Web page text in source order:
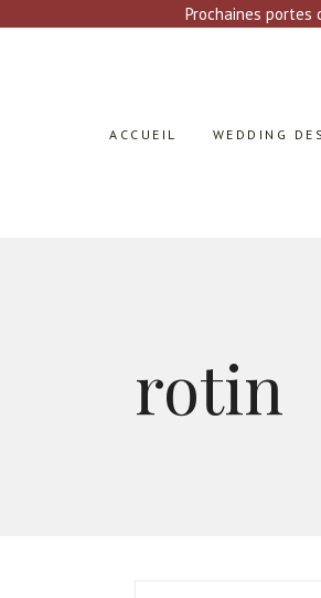
Prochaines portes
ACCUEIL WEDDING
rotin